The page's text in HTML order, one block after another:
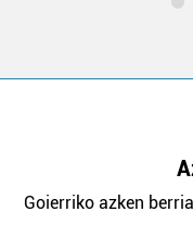
Goierriko azken